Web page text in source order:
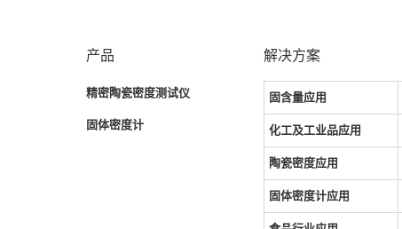
产品
精密陶瓷密度测试仪
固体密度计
解决方案
固含量应用
化工及工业品应用
陶瓷密度应用
固体密度计应用